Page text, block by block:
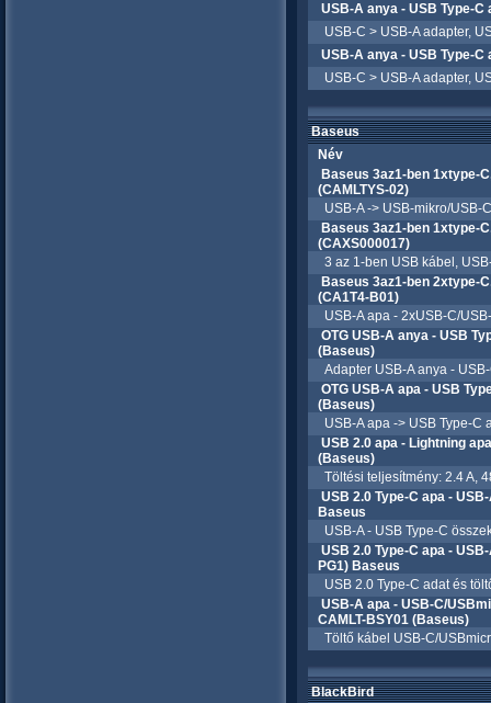
USB-A anya - USB Type-C
USB-C > USB-A adapter,
USB-A anya - USB Type-C
USB-C > USB-A adapter,
Baseus
Név
Baseus 3az1-ben 1xtype-
(CAMLTYS-02)
USB-A -> USB-mikro/USB-
Baseus 3az1-ben 1xtype-
(CAXS000017)
3 az 1-ben USB kábel,
Baseus 3az1-ben 2xtype-
(CA1T4-B01)
USB-A apa - 2xUSB-C/
OTG USB-A anya - USB
(Baseus)
Adapter USB-A anya -
OTG USB-A apa - USB
(Baseus)
USB-A apa -> USB Type-C
USB 2.0 apa - Lightning
(Baseus)
Töltési teljesítmény: 2.4 A,
USB 2.0 Type-C apa -
Baseus
USB-A - USB Type-C
USB 2.0 Type-C apa -
PG1) Baseus
USB 2.0 Type-C adat és
USB-A apa - USB-C/
CAMLT-BSY01 (Baseus)
Töltő kábel USB-C/
BlackBird